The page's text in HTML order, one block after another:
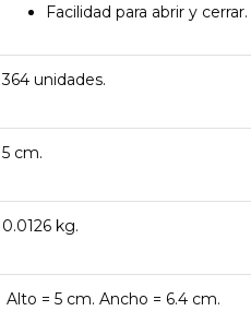
Facilidad para abrir y cerrar.
364 unidades.
5 cm.
0.0126 kg.
Alto = 5 cm. Ancho = 6.4 cm.